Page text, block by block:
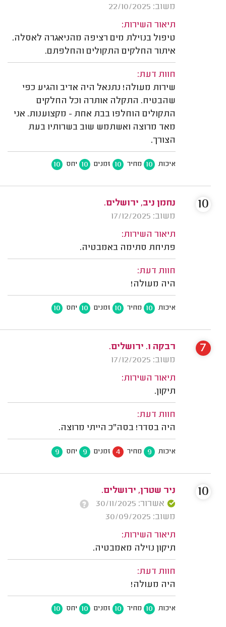
משוב: 22/10/2025
תיאור השירות:
טיפול בנזילת מים רציפה מהניאגרה לאסלה.
איתור החלקים התקולים והחלפתם.
חוות דעת:
שירות מעולה! נתנאל היה אדיב והגיע כפי
שהבטיח. התקלה אותרה וכל החלקים
התקולים הוחלפו בבת אחת - מקצוענות. אני
מאד מרוצה ואשתמש שוב בשרותיו בעת
הצורך.
איכות 10 מחיר 10 זמנים 10 יחס 10
נחמן ניב, ירושלים.
משוב: 17/12/2025
תיאור השירות:
פתיחת סתימה באמבטיה.
חוות דעת:
היה מעולה!
איכות 10 מחיר 10 זמנים 10 יחס 10
10
רבקה ו. ירושלים.
משוב: 17/12/2025
תיאור השירות:
תיקון.
חוות דעת:
היה בסדר! בסה"כ הייתי מרוצה.
איכות 9 מחיר 4 זמנים 9 יחס 9
7
ניר שטרן, ירושלים.
אשרור: 30/11/2025
משוב: 30/09/2025
תיאור השירות:
תיקון נזילה מאמבטיה.
חוות דעת:
היה מעולה!
איכות 10 מחיר 10 זמנים 10 יחס 10
10